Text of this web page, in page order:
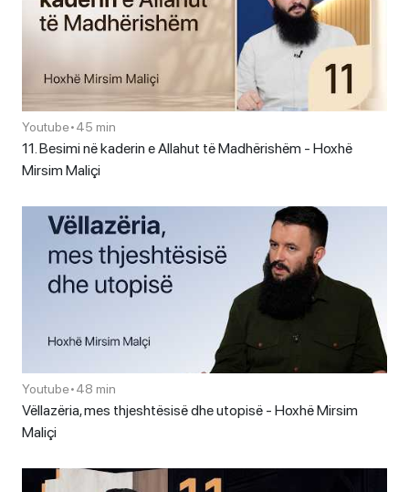
Youtube•45 min
11. Besimi në kaderin e Allahut të Madhërishëm - Hoxhë
Mirsim Maliçi
Youtube•48 min
Vëllazëria, mes thjeshtësisë dhe utopisë - Hoxhë Mirsim
Maliçi